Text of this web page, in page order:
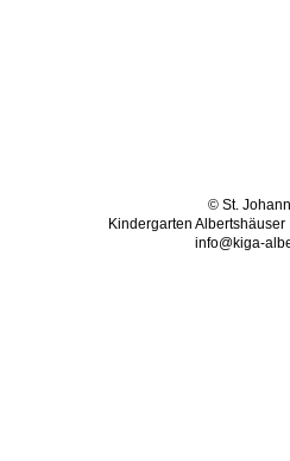
© St.
Kindergarten
info@kiga-